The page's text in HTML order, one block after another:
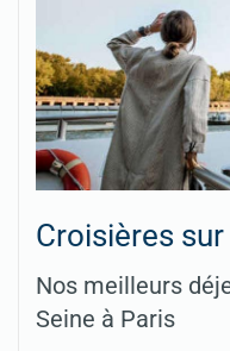
Croisières sur
Nos meilleurs
Seine à Paris